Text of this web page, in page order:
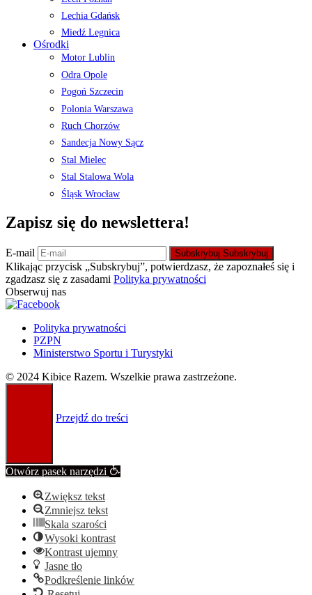
Lechia Gdańsk
Miedź Legnica
Ośrodki
Motor Lublin
Odra Opole
Pogoń Szczecin
Polonia Warszawa
Ruch Chorzów
Sandecja Nowy Sącz
Stal Mielec
Stal Stalowa Wola
Śląsk Wrocław
Zapisz się do newslettera!
E-mail Subskrybuj Subskrybuj
Klikając przycisk „Subskrybuj”, potwierdzasz, że zapoznałeś się i
zgadzasz się z zasadami Polityka prywatności
Obserwuj nas
Polityka prywatności
PZPN
Ministerstwo Sportu i Turystyki
© 2024 Kibice Razem. Wszelkie prawa zastrzeżone.
Przejdź do treści
Otwórz pasek narzędzi
Zwiększ tekst
Zmniejsz tekst
Skala szarości
Wysoki kontrast
Kontrast ujemny
Jasne tło
Podkreślenie linków